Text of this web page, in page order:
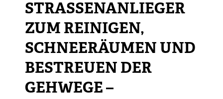
STRASSENANLIEGER Z
UM REINIGEN, S
CHNEERÄUMEN UND B
ESTREUEN DER G
EHWEGE – S